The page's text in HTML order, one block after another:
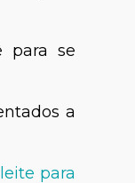
para se
a
para
em